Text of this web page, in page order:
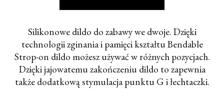
Silikonowe dildo do zabawy we dwoje. Dzięki
technologii zginania i pamięci kształtu Bendable
Strop-on dildo możesz używać w różnych pozycjach.
Dzięki jajowatemu zakończeniu dildo to zapewnia
także dodatkową stymulacja punktu G i łechtaczki.